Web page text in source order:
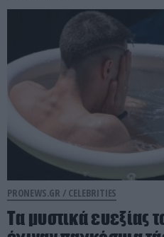
PRONEWS.GR / CELEBRITIES
Τα μυστικά